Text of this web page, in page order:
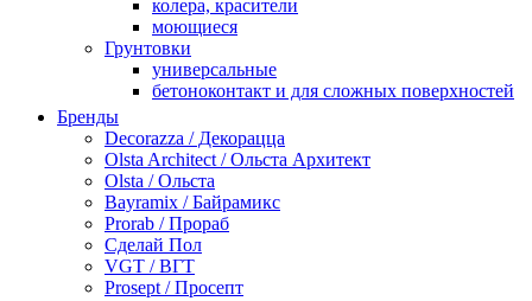
колера, красители
моющиеся
Грунтовки
универсальные
бетоноконтакт и для сложных поверхностей
по металлу
антикорозийные
под декоративные штукатурки
для гипсокартона
под штукатурку
Герметик
акриловые
силиконовые универсальные, нейтральные
Бренды
Decorazza / Декорацца
Olsta Architect / Ольста Архитект
Olsta / Ольста
Bayramix / Байрамикс
Prorab / Прораб
Сделай Пол
VGT / ВГТ
Prosept / Просепт